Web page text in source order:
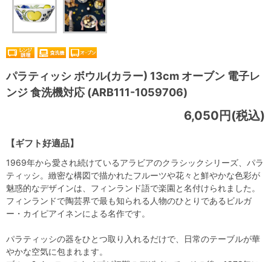
パラティッシ ボウル(カラー) 13cm オーブン 電子レ
ンジ 食洗機対応 (ARB111-1059706)
【ギフト好適品】
6,050円(税込)
1969年から愛され続けているアラビアのクラシックシリーズ、パラ
ティッシ。緻密な構図で描かれたフルーツや花々と鮮やかな色彩が
魅惑的なデザインは、フィンランド語で楽園と名付けられました。
フィンランドで陶芸界で最も知られる人物のひとりであるビルガ
ー・カイピアイネンによる名作です。
パラティッシの器をひとつ取り入れるだけで、日常のテーブルが華
やかな空気に包まれます。